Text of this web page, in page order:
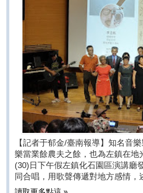
【記者于郁金/臺南報導】知名音
樂當業餘農夫之餘，也為左鎮在
(30)日下午假左鎮化石園區演講廳
同合唱，用歌聲傳遞對地方感情，